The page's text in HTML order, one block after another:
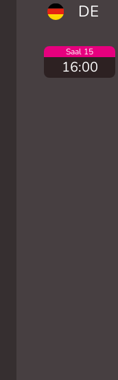
DE
Saal 15
16:00